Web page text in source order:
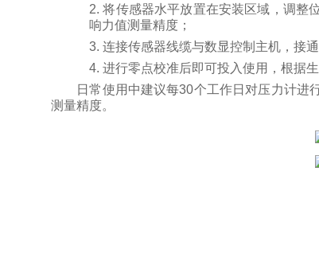
2.将传感器水平放置在安装区域，调整
响力值测量精度；
3.连接传感器线缆与数显控制主机，接
4.进行零点校准后即可投入使用，根据
日常使用中建议每30个工作日对压力计进
测量精度。